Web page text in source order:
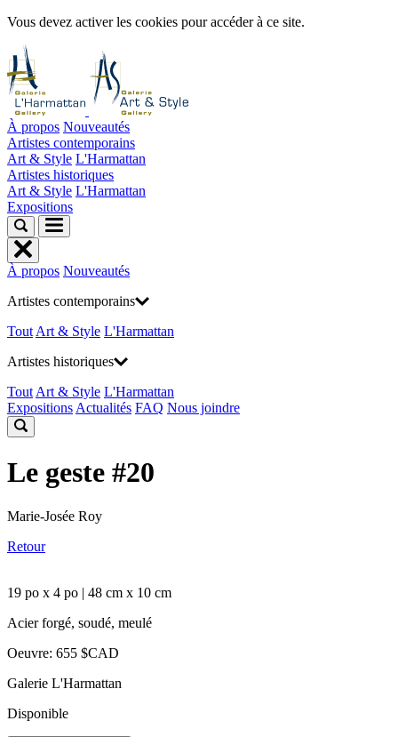
Vous devez activer les cookies pour accéder à ce site.
À propos Nouveautés
Artistes contemporains
Art & Style L'Harmattan
Artistes historiques
Art & Style L'Harmattan
Expositions
À propos Nouveautés
Artistes contemporains
Tout Art & Style L'Harmattan
Artistes historiques
Tout Art & Style L'Harmattan
Expositions Actualités FAQ Nous joindre
Le geste #20
Marie-Josée Roy
Retour
19 po x 4 po | 48 cm x 10 cm
Acier forgé, soudé, meulé
Oeuvre: 655 $CAD
Galerie L'Harmattan
Disponible